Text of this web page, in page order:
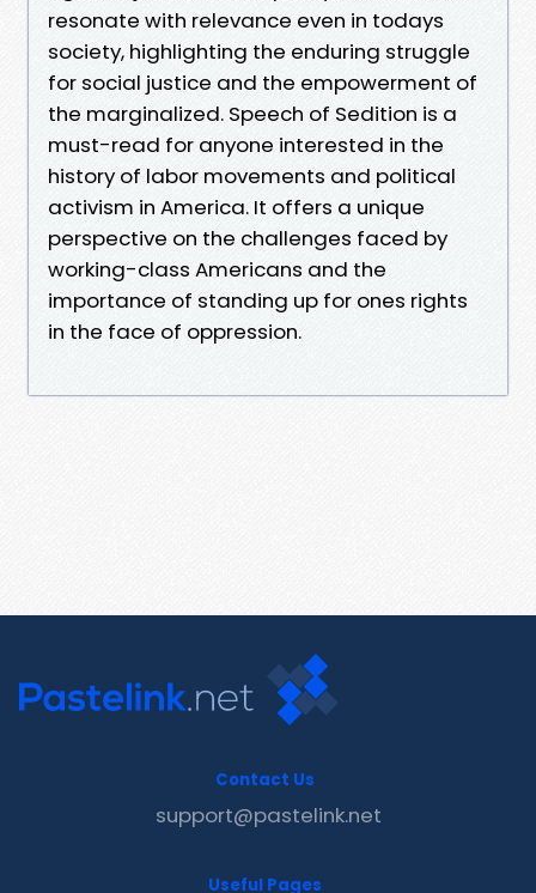
resonate with relevance even in todays
society, highlighting the enduring struggle
for social justice and the empowerment of
the marginalized. Speech of Sedition is a
must-read for anyone interested in the
history of labor movements and political
activism in America. It offers a unique
perspective on the challenges faced by
working-class Americans and the
importance of standing up for ones rights
in the face of oppression.
Contact Us
support@pastelink.net
Useful Pages